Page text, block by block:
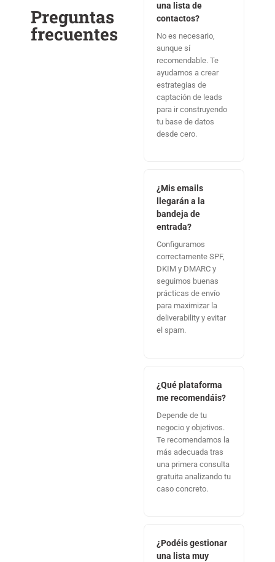
Preguntas
frecuentes
una lista de
contactos?
No es necesario,
aunque sí
recomendable. Te
ayudamos a crear
estrategias de
captación de leads
para ir construyendo
tu base de datos
desde cero.
¿Mis emails
llegarán a la
bandeja de
entrada?
Configuramos
correctamente SPF,
DKIM y DMARC y
seguimos buenas
prácticas de envío
para maximizar la
deliverability y evitar
el spam.
¿Qué plataforma
me recomendáis?
Depende de tu
negocio y objetivos.
Te recomendamos la
más adecuada tras
una primera consulta
gratuita analizando tu
caso concreto.
¿Podéis gestionar
una lista muy